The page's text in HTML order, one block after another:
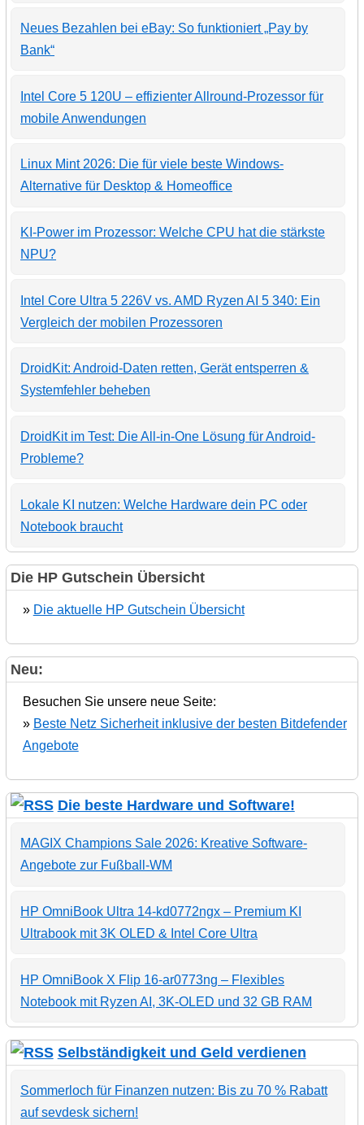
Neues Bezahlen bei eBay: So funktioniert „Pay by
Bank“
Intel Core 5 120U – effizienter Allround-Prozessor für
mobile Anwendungen
Linux Mint 2026: Die für viele beste Windows-
Alternative für Desktop & Homeoffice
KI-Power im Prozessor: Welche CPU hat die stärkste
NPU?
Intel Core Ultra 5 226V vs. AMD Ryzen AI 5 340: Ein
Vergleich der mobilen Prozessoren
DroidKit: Android-Daten retten, Gerät entsperren &
Systemfehler beheben
DroidKit im Test: Die All-in-One Lösung für Android-
Probleme?
Lokale KI nutzen: Welche Hardware dein PC oder
Notebook braucht
Die HP Gutschein Übersicht
» Die aktuelle HP Gutschein Übersicht
Neu:
Besuchen Sie unsere neue Seite:
» Beste Netz Sicherheit inklusive der besten Bitdefender
Angebote
Die beste Hardware und Software!
MAGIX Champions Sale 2026: Kreative Software-
Angebote zur Fußball-WM
HP OmniBook Ultra 14-kd0772ngx – Premium KI
Ultrabook mit 3K OLED & Intel Core Ultra
HP OmniBook X Flip 16-ar0773ng – Flexibles
Notebook mit Ryzen AI, 3K-OLED und 32 GB RAM
Selbständigkeit und Geld verdienen
Sommerloch für Finanzen nutzen: Bis zu 70 % Rabatt
auf sevdesk sichern!